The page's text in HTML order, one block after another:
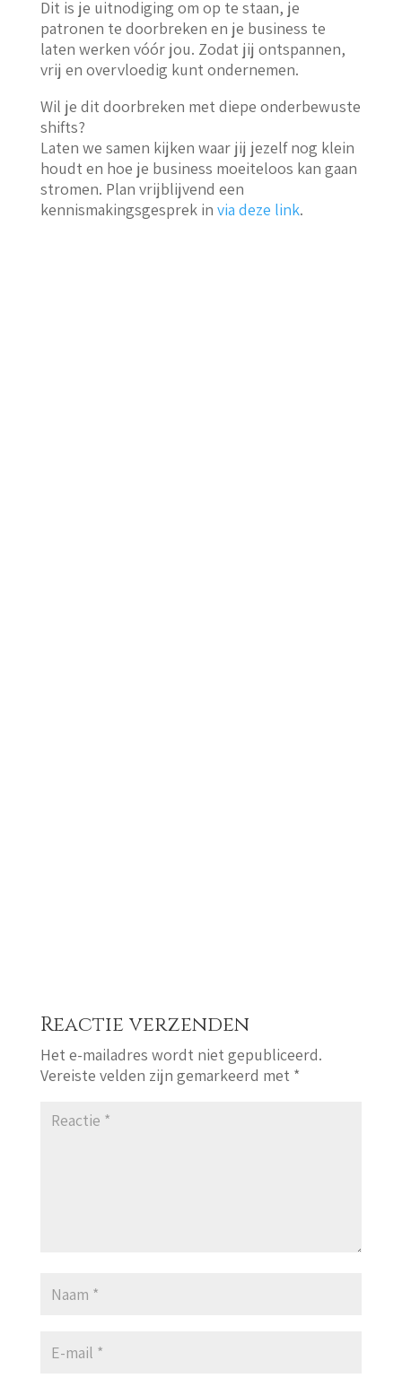
Dit is je uitnodiging om op te staan, je
patronen te doorbreken en je business te
laten werken vóór jou. Zodat jij ontspannen,
vrij en overvloedig kunt ondernemen.
Wil je dit doorbreken met diepe onderbewuste
shifts?
Laten we samen kijken waar jij jezelf nog klein
houdt en hoe je business moeiteloos kan gaan
stromen. Plan vrijblijvend een
kennismakingsgesprek in via deze link.
Reactie verzenden
Het e-mailadres wordt niet gepubliceerd.
Vereiste velden zijn gemarkeerd met *